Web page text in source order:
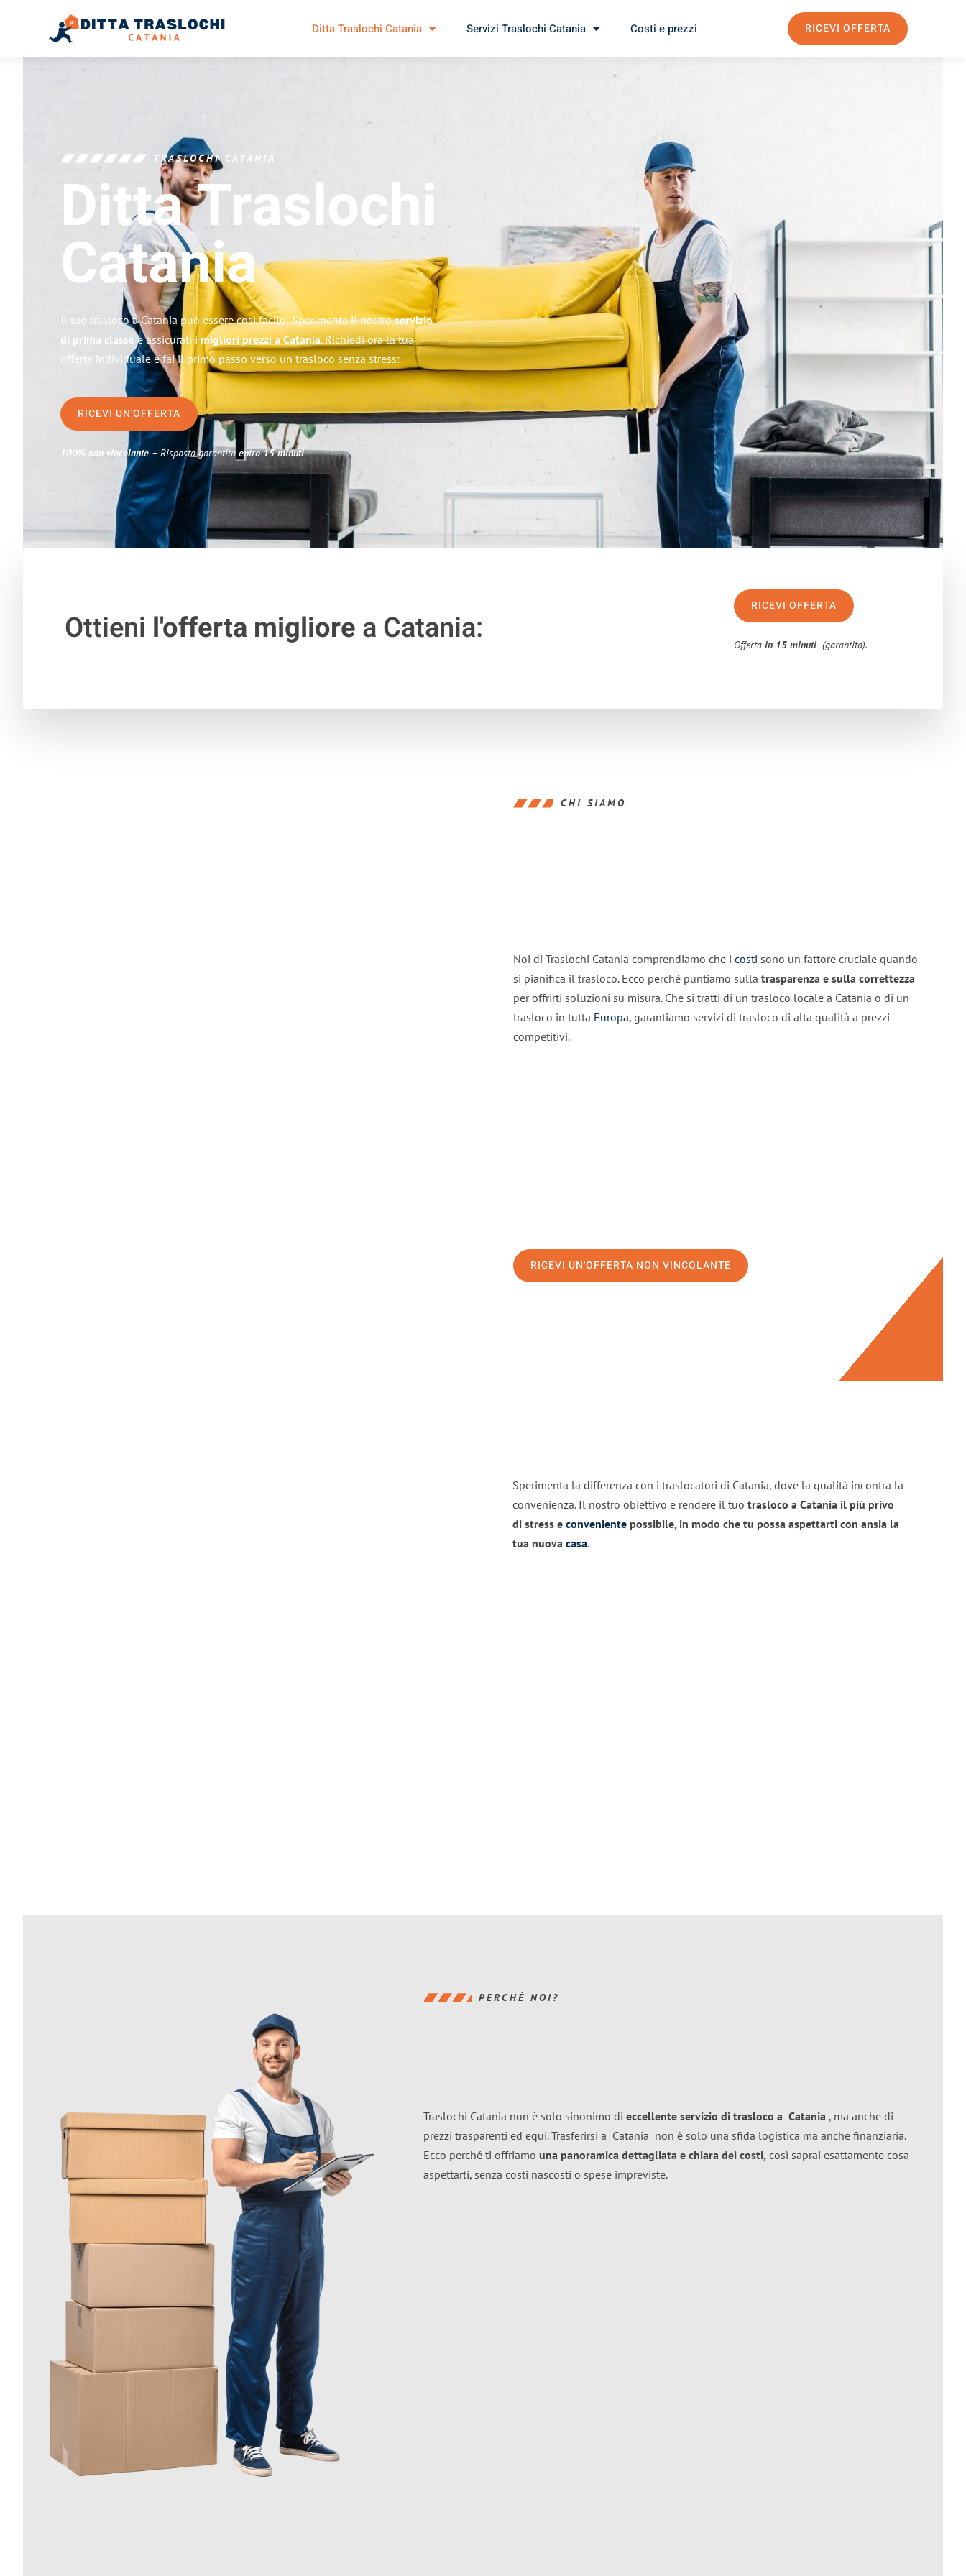
Ditta Traslochi Catania Servizi Traslochi Catania Costi e prezzi RICEVI OFFERTA
TRASLOCHI CATANIA
Ditta Traslochi
Catania
Il tuo trasloco a Catania può essere così facile! Sperimenta il nostroservizio
di prima classe e assicurati i migliori prezzi a Catania. Richiedi ora la tua
offerta individuale e fai il primo passo verso un trasloco senza stress:
RICEVI UN'OFFERTA
100% non vincolante– Risposta garantita entro 15 minuti.
Ottieni l'offerta migliorea Catania:
RICEVI OFFERTA
Offertain 15 minuti (garantita).
CHI SIAMO
Noi di Traslochi Catania comprendiamo che i costi sono un fattore cruciale quando
si pianifica il trasloco. Ecco perché puntiamo sulla trasparenza e sulla correttezza
per offrirti soluzioni su misura. Che si tratti di un trasloco locale a Catania o di un
trasloco in tutta Europa, garantiamo servizi di trasloco di alta qualità a prezzi
competitivi.
RICEVI UN'OFFERTA NON VINCOLANTE
Sperimenta la differenza con i traslocatori di Catania, dove la qualità incontra la
convenienza. Il nostro obiettivo è rendere il tuo trasloco a Catania il più privo
di stress e convenientepossibile, in modo che tu possa aspettarti con ansia la
tua nuova casa.
PERCHÉ NOI?
Traslochi Catania non è solo sinonimo dieccellenteservizio di trasloco aCatania , ma anche di
prezzi trasparenti ed equi. Trasferirsi a Catania non è solo una sfida logistica ma anche finanziaria.
Ecco perché ti offriamouna panoramica dettagliata e chiara dei costi, così saprai esattamente cosa
aspettarti, senza costi nascosti o spese impreviste.